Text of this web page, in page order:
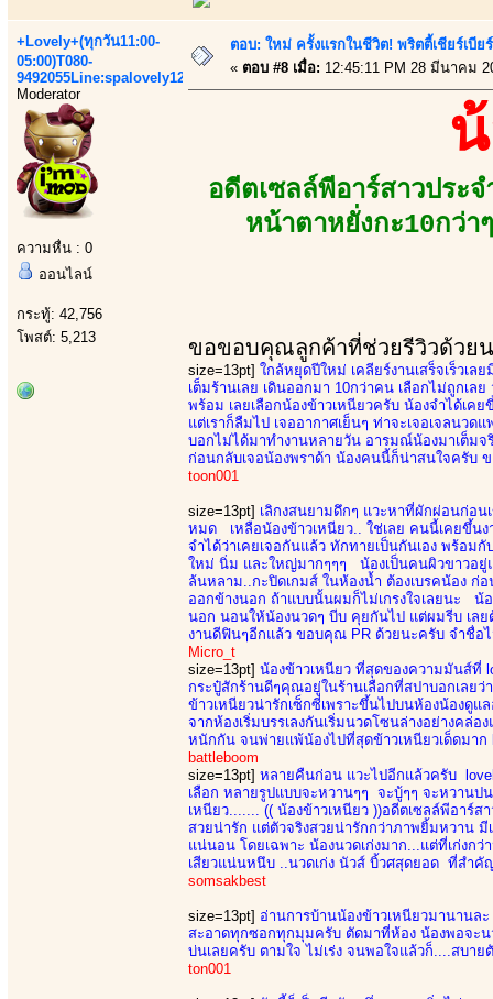
+Lovely+(ทุกวัน11:00-
05:00)T080-
9492055Line:spalovely123
Moderator
ความหื่น : 0
ออนไลน์
กระทู้: 42,756
โพสต์: 5,213
ตอบ: ใหม่ ครั้งแรกในชีวิต! พริตตี้เชียร์เบี
« ตอบ #8 เมื่อ: 12:45:11 PM 28 มีนาคม
อดีตเซลล์พีอาร์สาวประ
หน้าตาหยั่งกะ10กว่
ขอขอบคุณลูกค้าที่ช่วยรีวิวด้วย
size=13pt] ใกล้หยุดปีใหม่ เคลียร์งานเสร็จเร็วเล
เต็มร้านเลย เดินออกมา 10กว่าคน เลือกไม่ถูกเล
พร้อม เลยเลือกน้องข้าวเหนียวครับ น้องจำได้เ
แต่เราก็ลืมไป เจออากาศเย็นๆ ท่าจะเจอเจลนว
บอกไม่ได้มาทำงานหลายวัน อารมณ์น้องมาเต็มจ
ก่อนกลับเจอน้องพราด้า น้องคนนี้ก็น่าสนใจครับ
toon001
size=13pt] เลิกงสนยามดึกๆ แวะหาที่ผักผ่อนก่อน
หมด เหลือน้องข้าวเหนียว.. ใช่เลย คนนี้เคยขึ้น
จำได้ว่าเคยเจอกันแล้ว ทักทายเป็นกันเอง พร้อ
ใหม่ นิ่ม และใหญ่มากๆๆๆ น้องเป็นคนผิวขาวอยู่
ล้นหลาม..กะปิดเกมส์ ในห้องน้ำ ต้องเบรคน้อง ก่
ออกข้างนอก ถ้าแบบนั้นผมก็ไม่เกรงใจเลยนะ น้
นอก นอนให้น้องนวดๆ บีบ คุยกันไป แต่ผมรีบ เล
งานดีฟินๆอีกแล้ว ขอบคุณ PR ด้วยนะครับ จำชื่อ
Micro_t
size=13pt] น้องข้าวเหนียว ที่สุดของความมันส์ที่
กระปู๋สักร้านดีๆคุณอยู่ในร้านเลือกที่สปาบอกเลยว่
ข้าวเหนียวน่ารักเซ็กซี่เพราะขึ้นไปบนห้องน้องดู
จากห้องเริ่มบรรเลงกันเริ่มนวดโซนล่างอย่างคล่
หนักกัน จนพ่ายแพ้น้องไปที่สุดข้าวเหนียวเด็ดมาก
battleboom
size=13pt] หลายคืนก่อน แวะไปอีกแล้วครับ
เลือก หลายรูปแบบจะหวานๆๆ จะบู้ๆๆ จะหวาน
เหนียว....... (( น้องข้าวเหนียว ))อดีตเซลล์พีอาร์ส
สวยน่ารัก แต่ตัวจริงสวยน่ารักกว่าภาพยิ้มหวาน มี
แน่นอน โดยเฉพาะ น้องนวดเก่งมาก...แต่ที่เก่งก
เสียวแน่นหนึบ ..นวดเก่ง นัวส์ บิ้วศสุดยอด ที่สำคั
somsakbest
size=13pt] อ่านการบ้านน้องข้าวเหนียวมานานล
สะอาดทุกซอกทุกมุมครับ ตัดมาที่ห้อง น้องพอจะน
บ่นเลยครับ ตามใจ ไม่เร่ง จนพอใจแล้วก็....สบ
ton001